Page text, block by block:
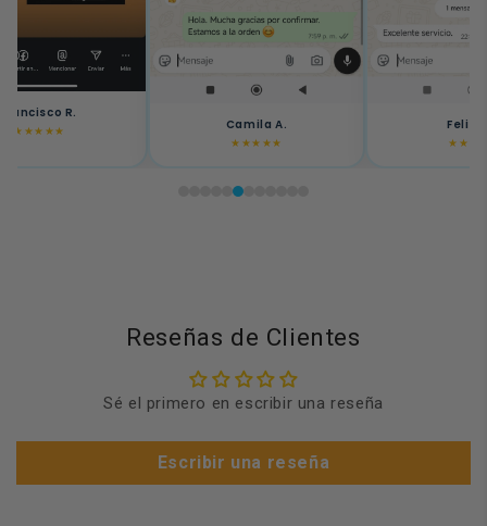
Francisco R.
★★★★★ Camila A.
★★★★★
Reseñas de Clientes
Sé el primero en escribir una reseña
Escribir una reseña